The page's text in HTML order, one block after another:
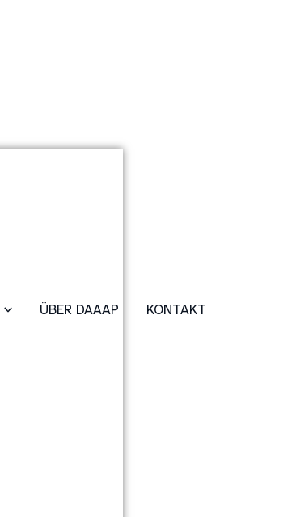
ÜBER DAAAP KONTAKT